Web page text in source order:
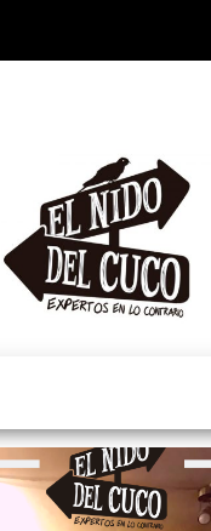
Nido
Del
Cuco